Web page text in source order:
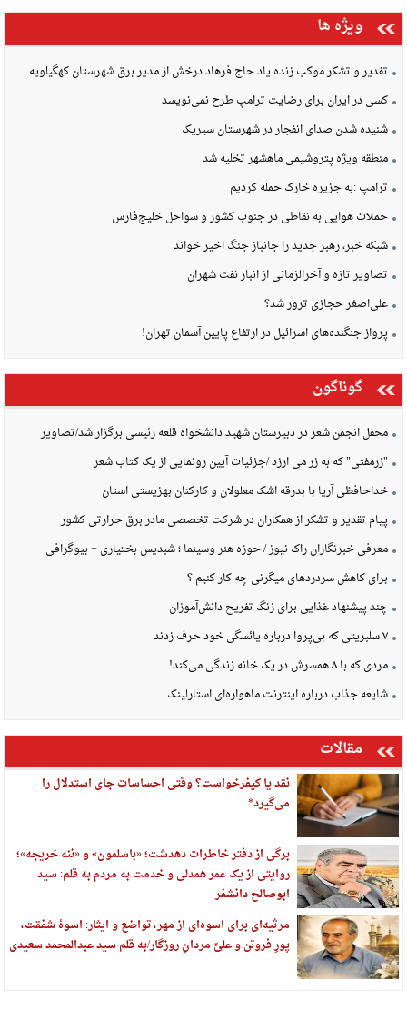
ویژه ها
تفدیر و تشکر موکب زنده یاد حاج فرهاد درخش از مدیر برق شهرستان کهگیلویه
کسی در ایران برای رضایت ترامپ طرح نمی‌نویسد
شنیده شدن صدای انفجار در شهرستان سیریک
منطقه ویژه پتروشیمی ماهشهر تخلیه شد
ترامپ :به جزیره خارک حمله کردیم
حملات هوایی به نقاطی در جنوب کشور و سواحل خلیج‌فارس
شبکه خبر، رهبر جدید را جانباز جنگ اخیر خواند
تصاویر تازه و آخرالزمانی از انبار نفت شهران
علی‌اصغر حجازی ترور شد؟
پرواز جنگنده‌های اسرائیل در ارتفاع پایین آسمان تهران!
گوناگون
محفل انجمن شعر در دبیرستان شهید دانشخواه قلعه رئیسی برگزار شد/تصاویر
"زرمفتی" که به زر می ارزد /جزئیات آیین رونمایی از یک کتاب شعر
خداحافظی آریا با بدرقه اشک معلولان و کارکنان بهزیستی استان
پیام تقدیر و تشکر از همکاران در شرکت تخصصی مادر برق حرارتی کشور
معرفی خبرنگاران راک نیوز / حوزه هنر وسینما ؛ شبدیس بختیاری + بیوگرافی
برای کاهش سردردهای میگرنی چه کار کنیم ؟
چند پیشنهاد غذایی برای زنگ تفریح دانش‌آموزان
۷ سلبریتی که بی‌پروا درباره یائسگی خود حرف زدند
مردی که با ۸ همسرش در یک خانه زندگی می‌کند!
شایعه جذاب درباره اینترنت ماهواره‌ای استارلینک
مقالات
نقد یا کیفرخواست؟ وقتی احساسات جای استدلال را
می‌گیرد*
برگی از دفتر خاطرات دهدشت؛ «باسلمون» و «ننه خریجه»؛
روایتی از یک عمر همدلی و خدمت به مردم به قلم: سید
ابوصالح دانشفر
مرثیه‌ای برای اسوه‌ای از مهر، تواضع و ایثار: اسوهٔ شفقت،
پورِ فروتن و علیِّ مردانِ روزگار/به قلم سید عبدالمحمد سعیدی